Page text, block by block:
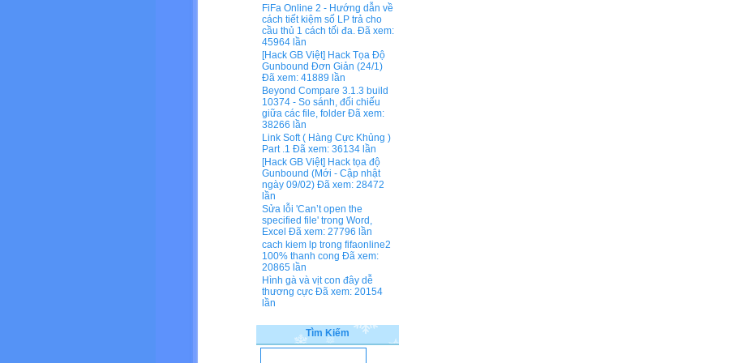
FiFa Online 2 - Hướng dẫn về
cách tiết kiệm số LP trả cho
cầu thủ 1 cách tối đa. Đã xem:
45964 lần
[Hack GB Việt] Hack Tọa Độ
Gunbound Đơn Giản (24/1)
Đã xem: 41889 lần
Beyond Compare 3.1.3 build
10374 - So sánh, đối chiếu
giữa các file, folder Đã xem:
38266 lần
Link Soft ( Hàng Cực Khủng )
Part .1 Đã xem: 36134 lần
[Hack GB Việt] Hack tọa độ
Gunbound (Mới - Cập nhật
ngày 09/02) Đã xem: 28472
lần
Sửa lỗi 'Can’t open the
specified file' trong Word,
Excel Đã xem: 27796 lần
cach kiem lp trong fifaonline2
100% thanh cong Đã xem:
20865 lần
Hình gà và vịt con đây dễ
thương cực Đã xem: 20154
lần
Tìm Kiếm